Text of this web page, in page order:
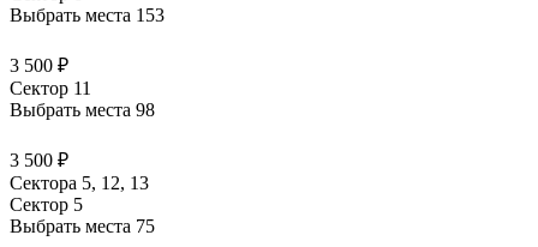
Выбрать места 153
3 500 ₽
Сектор 11
Выбрать места 98
3 500 ₽
Сектора 5, 12, 13
Сектор 5
Выбрать места 75